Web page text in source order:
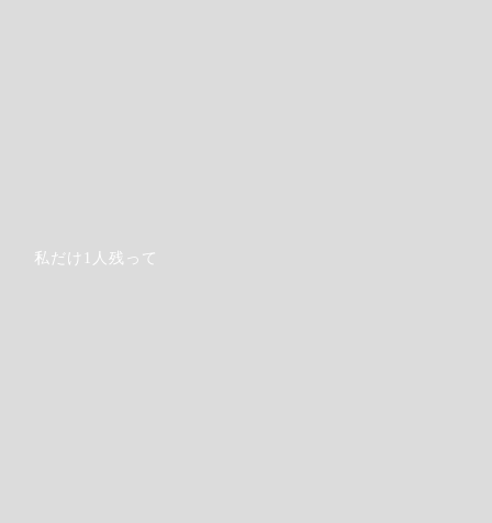
私だけ1人残って